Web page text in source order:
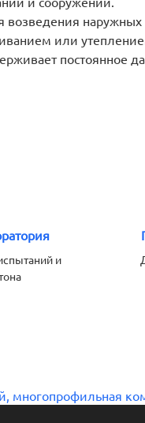
возведения
или
постоянное
и
многопрофильная